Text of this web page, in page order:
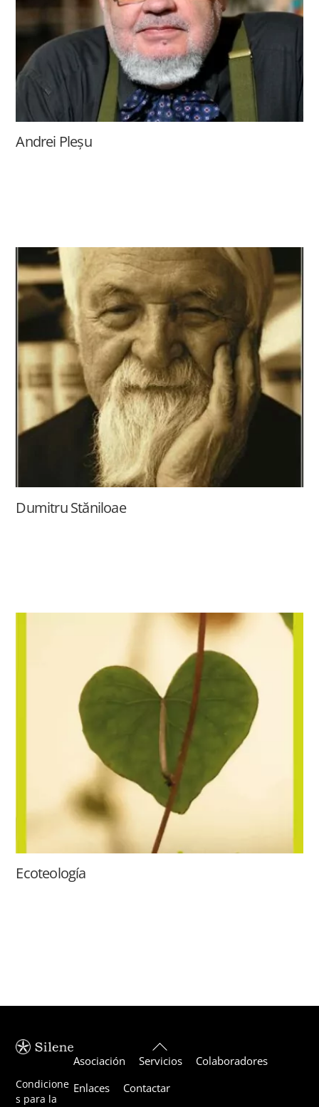
Andrei Pleșu
Dumitru Stăniloae
Ecoteología
Back
To
Top
Condicione
s para la
Asociación Servicios
Colaboradores
Enlaces
Contactar